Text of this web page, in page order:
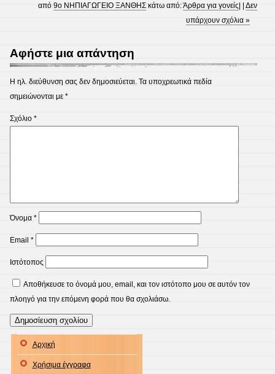
από9ο ΝΗΠΙΑΓΩΓΕΙΟ ΞΑΝΘΗΣ κάτω από:Άρθρα για γονείς| |Δεν
υπάρχουν σχόλια »
Αφήστε μια απάντηση
Η ηλ. διεύθυνση σας δεν δημοσιεύεται. Τα υποχρεωτικά πεδία
σημειώνονται με *
Σχόλιο *
Όνομα *
Email *
Ιστότοπος
Αποθήκευσε το όνομά μου, email, και τον ιστότοπο μου σε αυτόν τον
πλοηγό για την επόμενη φορά που θα σχολιάσω.
Αρχική
Χρήσιμα έγγραφα